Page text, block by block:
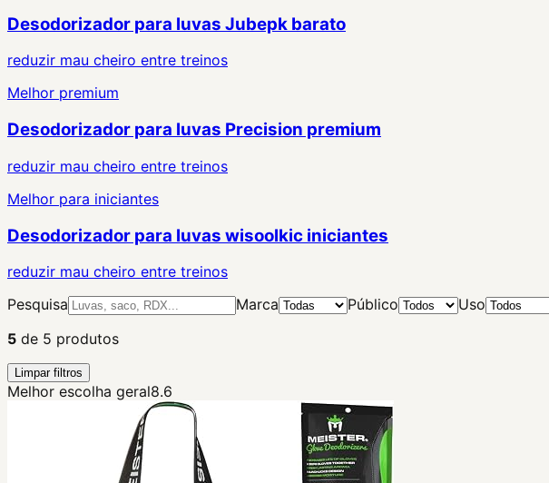
Desodorizador para luvas Jubepk barato
reduzir mau cheiro entre treinos
Melhor premium
Desodorizador para luvas Precision premium
reduzir mau cheiro entre treinos
Melhor para iniciantes
Desodorizador para luvas wisoolkic iniciantes
reduzir mau cheiro entre treinos
Pesquisa
Marca Público Uso
5 de 5 produtos
Limpar filtros
Melhor escolha geral8.6